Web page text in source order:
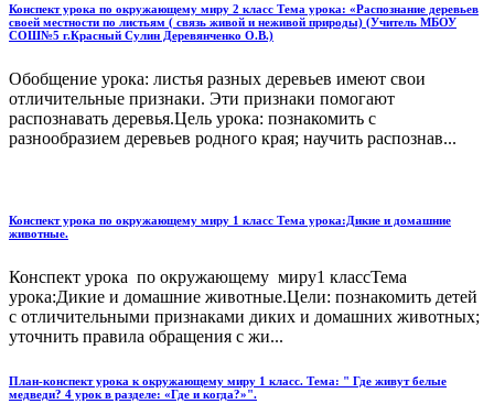
Конспект урока по окружающему миру 2 класс Тема урока: «Распознание деревьев
своей местности по листьям ( связь живой и неживой природы) (Учитель МБОУ
СОШ№5 г.Красный Сулин Деревянченко О.В.)
Обобщение урока: листья разных деревьев имеют свои
отличи­тельные признаки. Эти признаки помогают
распознавать де­ревья.Цель урока: познакомить с
разнообразием деревьев родного края; научить распознав...
Конспект урока по окружающему миру 1 класс Тема урока:Дикие и домашние
животные.
Конспект урока по окружающему миру1 классТема
урока:Дикие и домашние животные.Цели: познакомить детей
с отличительными признаками диких и домашних животных;
уточнить правила обращения с жи...
План-конспект урока к окружающему миру 1 класс. Тема: " Где живут белые
медведи? 4 урок в разделе: «Где и когда?»".